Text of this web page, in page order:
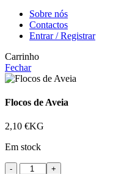
Sobre nós
Contactos
Entrar / Registrar
Carrinho
Fechar
Flocos de Aveia
2,10 €KG
Em stock
Quantidade